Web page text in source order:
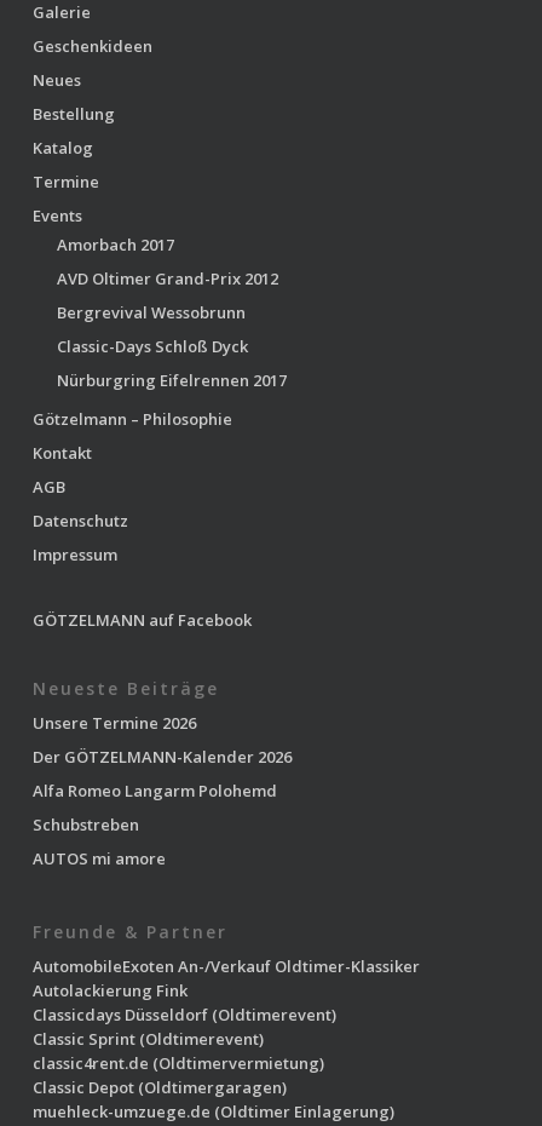
Galerie
Geschenkideen
Neues
Bestellung
Katalog
Termine
Events
Amorbach 2017
AVD Oltimer Grand-Prix 2012
Bergrevival Wessobrunn
Classic-Days Schloß Dyck
Nürburgring Eifelrennen 2017
Götzelmann – Philosophie
Kontakt
AGB
Datenschutz
Impressum
GÖTZELMANN auf Facebook
Neueste Beiträge
Unsere Termine 2026
Der GÖTZELMANN-Kalender 2026
Alfa Romeo Langarm Polohemd
Schubstreben
AUTOS mi amore
Freunde & Partner
AutomobileExoten An-/Verkauf Oldtimer-Klassiker
Autolackierung Fink
Classicdays Düsseldorf(Oldtimerevent)
Classic Sprint(Oldtimerevent)
classic4rent.de (Oldtimervermietung)
Classic Depot(Oldtimergaragen)
muehleck-umzuege.de (Oldtimer Einlagerung)